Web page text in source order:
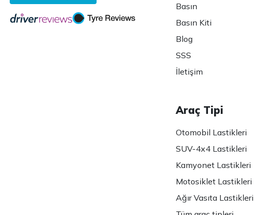
Basın
Basın Kiti
Blog
SSS
İletişim
Araç Tipi
Otomobil Lastikleri
SUV-4x4 Lastikleri
Kamyonet Lastikleri
Motosiklet Lastikleri
Ağır Vasıta Lastikleri